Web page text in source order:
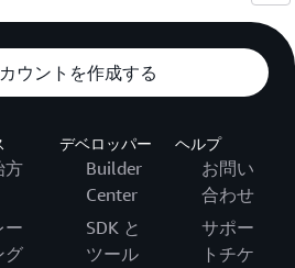
ウントを作成する
方
ー
グ
デベロッパー
Builder
Center
SDK と
ツール
ヘルプ
お問い
合わせ
サポー
トチケ